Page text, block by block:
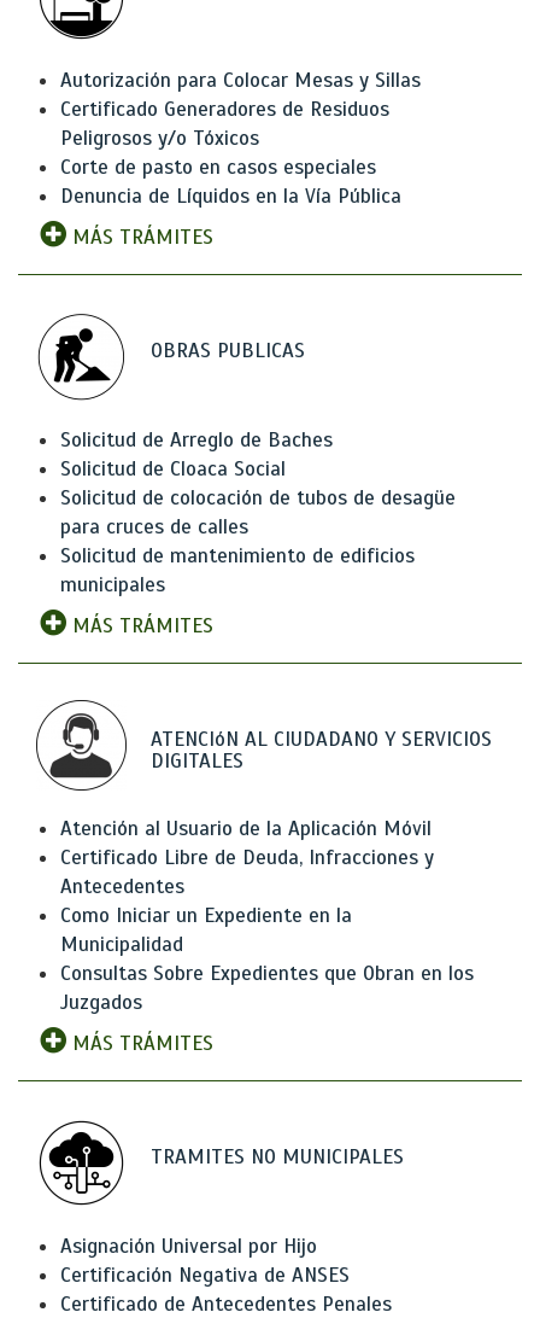
Autorización para Colocar Mesas y Sillas
Certificado Generadores de Residuos
Peligrosos y/o Tóxicos
Corte de pasto en casos especiales
Denuncia de Líquidos en la Vía Pública
MÁS TRÁMITES
OBRAS PUBLICAS
Solicitud de Arreglo de Baches
Solicitud de Cloaca Social
Solicitud de colocación de tubos de desagüe
para cruces de calles
Solicitud de mantenimiento de edificios
municipales
MÁS TRÁMITES
ATENCIóN AL CIUDADANO Y SERVICIOS
DIGITALES
Atención al Usuario de la Aplicación Móvil
Certificado Libre de Deuda, Infracciones y
Antecedentes
Como Iniciar un Expediente en la
Municipalidad
Consultas Sobre Expedientes que Obran en los
Juzgados
MÁS TRÁMITES
TRAMITES NO MUNICIPALES
Asignación Universal por Hijo
Certificación Negativa de ANSES
Certificado de Antecedentes Penales